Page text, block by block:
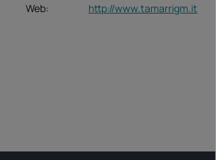
Web:
http://www.tamarrigm.it